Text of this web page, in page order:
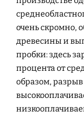
очень скромно,
древесины и
пробки: здесь
процента от
образом,